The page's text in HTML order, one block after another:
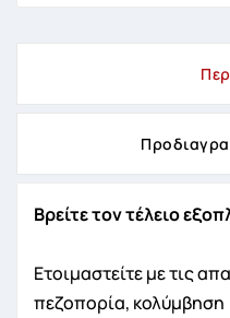
Βρείτε τον τέλειο
Ετοιμαστείτε με τις
πεζοπορία, κολύμβηση